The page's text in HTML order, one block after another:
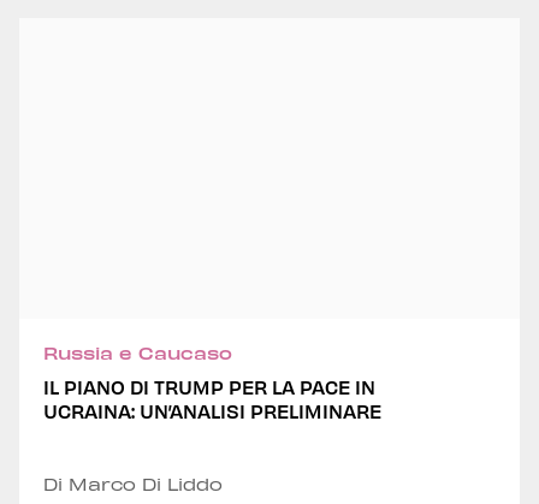
Russia e Caucaso
IL PIANO DI TRUMP PER LA PACE IN
UCRAINA: UN’ANALISI PRELIMINARE
Di Marco Di Liddo